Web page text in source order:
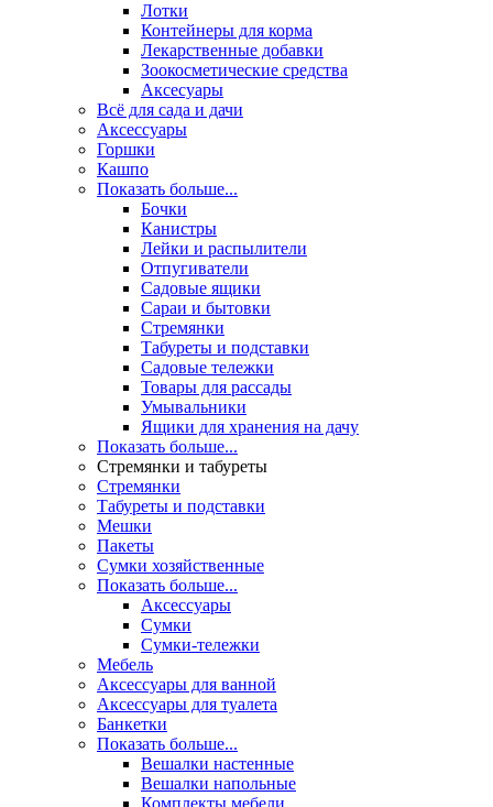
Лотки
Контейнеры для корма
Лекарственные добавки
Зоокосметические средства
Аксесуары
Всё для сада и дачи
Аксессуары
Горшки
Кашпо
Показать больше...
Бочки
Канистры
Лейки и распылители
Отпугиватели
Садовые ящики
Сараи и бытовки
Стремянки
Табуреты и подставки
Садовые тележки
Товары для рассады
Умывальники
Ящики для хранения на дачу
Показать больше...
Стремянки и табуреты
Стремянки
Табуреты и подставки
Мешки
Пакеты
Сумки хозяйственные
Показать больше...
Аксессуары
Сумки
Сумки-тележки
Мебель
Аксессуары для ванной
Аксессуары для туалета
Банкетки
Показать больше...
Вешалки настенные
Вешалки напольные
Комплекты мебели